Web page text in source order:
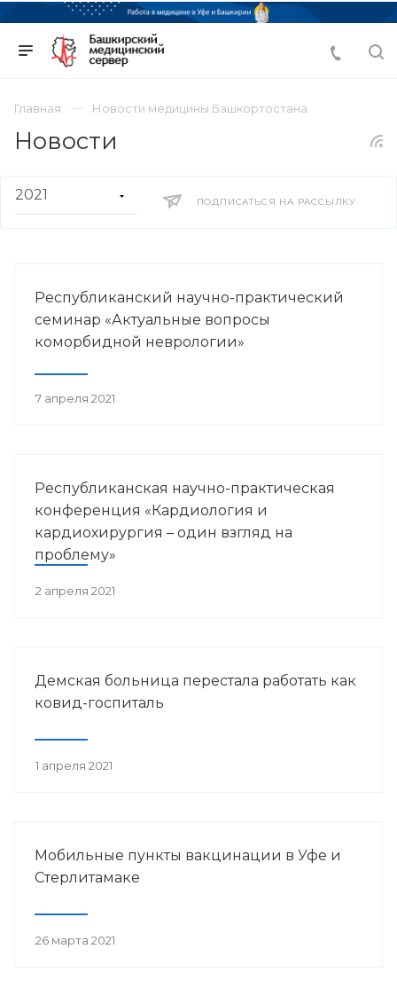
Главная Новости медицины Башкортостана
Новости
ПОДПИСАТЬСЯ НА РАССЫЛКУ
Республиканский научно-практический
семинар «Актуальные вопросы
коморбидной неврологии»
7 апреля 2021
Республиканская научно-практическая
конференция «Кардиология и
кардиохирургия – один взгляд на
проблему»
2 апреля 2021
Демская больница перестала работать как
ковид-госпиталь
1 апреля 2021
Мобильные пункты вакцинации в Уфе и
Стерлитамаке
26 марта 2021